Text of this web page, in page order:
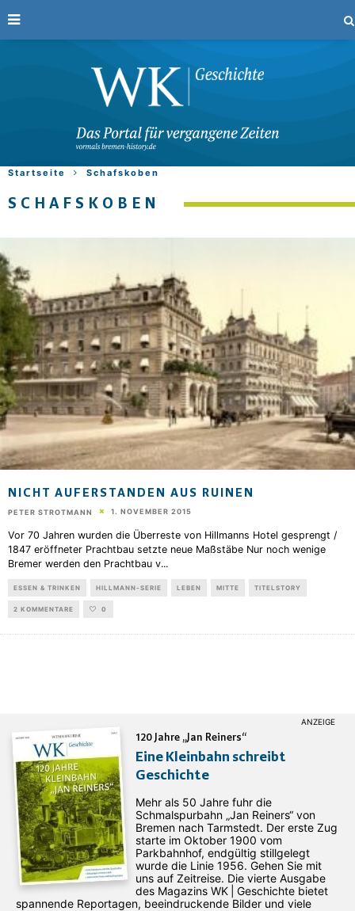
Startseite Schafskoben
SCHAFSKOBEN
NICHT AUFERSTANDEN AUS RUINEN
PETER STROTMANN 1. NOVEMBER 2015
Vor 70 Jahren wurden die Überreste von Hillmanns Hotel gesprengt /
1847 eröffneter Prachtbau setzte neue Maßstäbe Nur noch wenige
Bremer werden den Prachtbau v...
ESSEN & TRINKEN HILLMANN-SERIE LEBEN MITTE TITELSTORY
2 KOMMENTARE 0
120 Jahre „Jan Reiners“
Eine Kleinbahn schreibt
Geschichte
Mehr als 50 Jahre fuhr die
Schmalspurbahn „Jan ­Reiners“ von
Bremen nach Tarmstedt. Der erste Zug
starte im Oktober 1900 vom
Parkbahnhof, endgültig stillgelegt
wurde die Linie 1956. Gehen Sie mit
uns auf Zeitreise. Die vierte Ausgabe
des ­Magazins WK | Geschichte bietet
spannende Reportagen, beeindruckende Bilder und viele